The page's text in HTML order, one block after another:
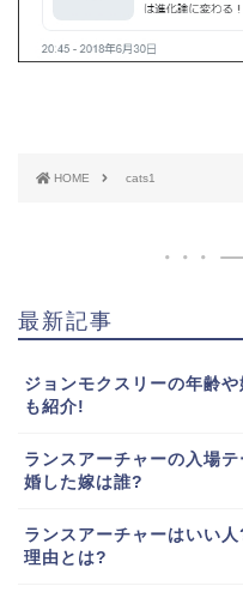
HOME cats1
最新記事
ジョンモクスリーの年齢
も紹介!
ランスアーチャーの入場
婚した嫁は誰?
ランスアーチャーはいい
理由とは?